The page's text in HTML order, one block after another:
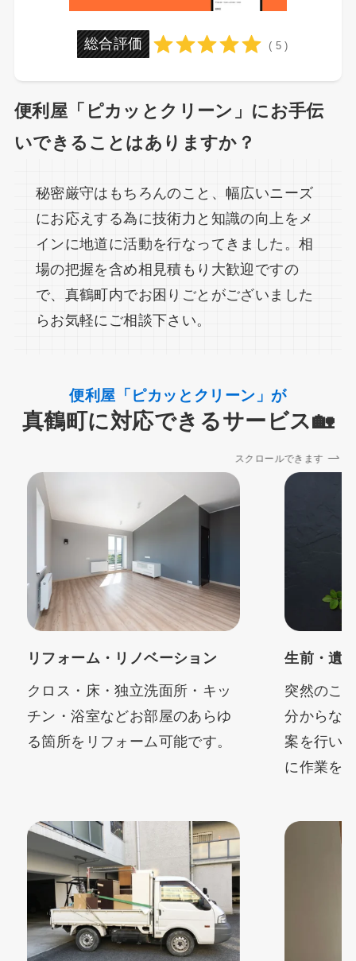
総合評価 ( 5 )
便利屋「ピカッとクリーン」にお手伝
いできることはありますか？
秘密厳守はもちろんのこと、幅広いニーズ
にお応えする為に技術力と知識の向上をメ
インに地道に活動を行なってきました。相
場の把握を含め相見積もり大歓迎ですの
で、真鶴町内でお困りごとがございました
らお気軽にご相談下さい。
便利屋「ピカッとクリーン」が
真鶴町に対応できるサービス🏡
スクロールできます
リフォーム・リノベーション
クロス・床・独立洗面所・キッ
チン・浴室などお部屋のあらゆ
る箇所をリフォーム可能です。
生前・遺
突然のこ
分からな
案を行い
に作業を